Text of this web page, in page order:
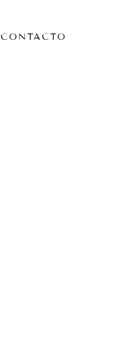
CONTACTO